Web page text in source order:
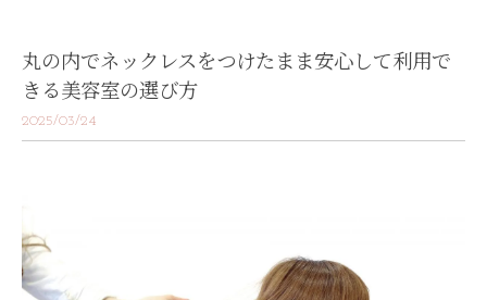
丸の内でネックレスをつけたまま安心して利用で
きる美容室の選び方
2025/03/24